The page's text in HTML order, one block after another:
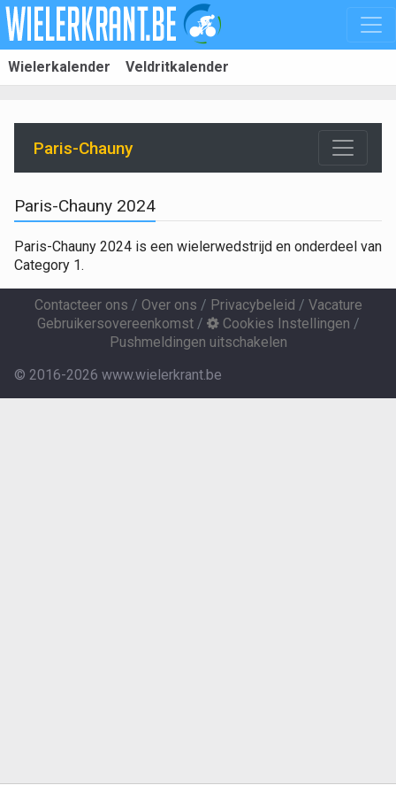
Wielerkalender Veldritkalender
Paris-Chauny
Paris-Chauny 2024
Paris-Chauny 2024 is een wielerwedstrijd en onderdeel van
Category 1.
Contacteer ons / Over ons / Privacybeleid / Vacature
Gebruikersovereenkomst/ Cookies Instellingen /
Pushmeldingen uitschakelen
© 2016-2026 www.wielerkrant.be